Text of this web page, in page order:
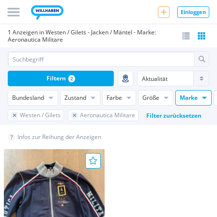
Einloggen
1 Anzeigen in Westen / Gilets - Jacken / Mäntel - Marke:
Aeronautica Militare
Bundesland Zustand Farbe Größe Marke
Westen / Gilets Aeronautica Militare Filter zurücksetzen
Filtern 2
Infos zur Reihung der Anzeigen